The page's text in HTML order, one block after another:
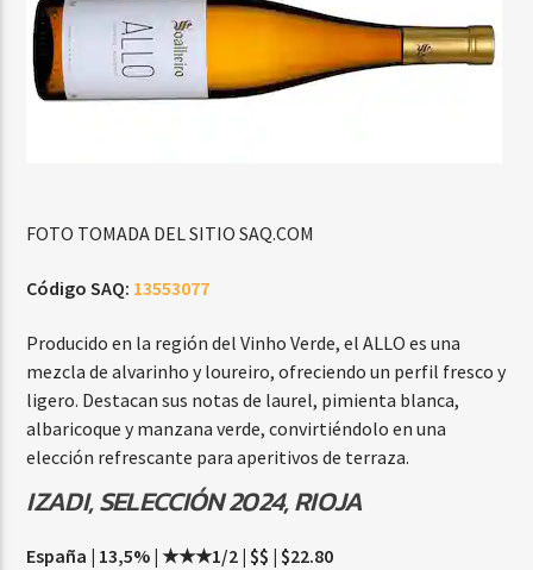
FOTO TOMADA DEL SITIO SAQ.COM
Código SAQ: 13553077
Producido en la región del Vinho Verde, el ALLO es una
mezcla de alvarinho y loureiro, ofreciendo un perfil fresco y
ligero. Destacan sus notas de laurel, pimienta blanca,
albaricoque y manzana verde, convirtiéndolo en una
elección refrescante para aperitivos de terraza.
IZADI, SELECCIÓN 2024, RIOJA
España | 13,5% | ★★★1/2 | $$ | $22.80